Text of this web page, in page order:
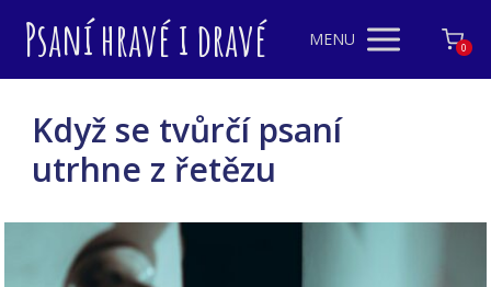
Psaní hravé i dravé MENU 0
Když se tvůrčí psaní
utrhne z řetězu